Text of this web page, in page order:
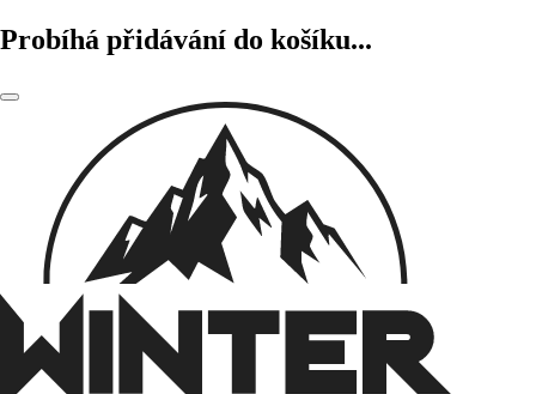
Probíhá přidávání do košíku...